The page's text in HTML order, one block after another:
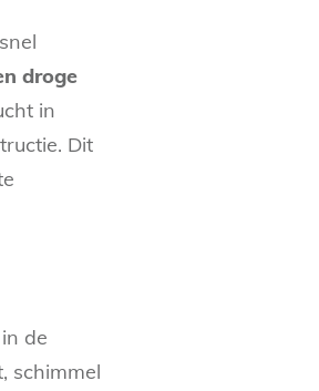
droge
in
Dit
de
schimmel